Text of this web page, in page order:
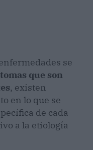
se
que son
, existen
en lo que se
de cada
a la etiología